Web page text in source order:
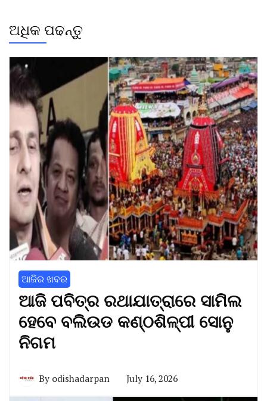
ଅଧିକ ପଢନ୍ତୁ
ଆଜିର ଖବର
ଆଜି ପବିତ୍ର ରଥାଯାତ୍ରାରେ ସାମିଲ
ହେବେ ବଲିଉଡ କଣ୍ଠଶିଳ୍ପୀ ସୋନୁ
ନିଗମ
By odishadarpan July 16, 2026